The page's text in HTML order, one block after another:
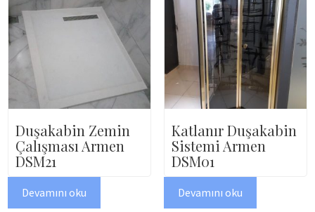
Duşakabin Zemin
Çalışması Armen
DSM21
Devamını oku
Katlanır Duşakabin
Sistemi Armen
DSM01
Devamını oku